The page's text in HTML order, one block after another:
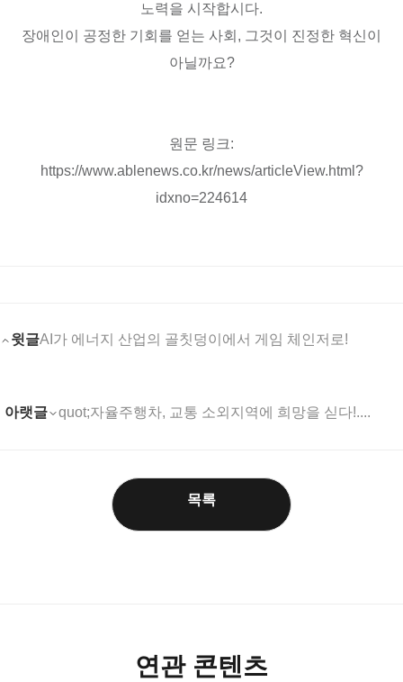
노력을 시작합시다.
장애인이 공정한 기회를 얻는 사회, 그것이 진정한 혁신이
아닐까요?
원문 링크:
https://www.ablenews.co.kr/news/articleView.html?
idxno=224614
윗글AI가 에너지 산업의 골칫덩이에서 게임 체인저로!
quot;자율주행차, 교통 소외지역에 희망을 싣다!....
아랫글
목록
연관 콘텐츠